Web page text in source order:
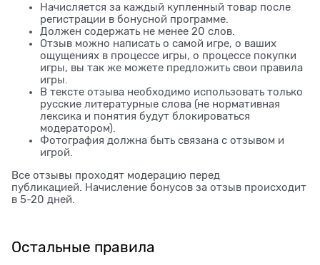
Начисляется за каждый купленный товар после
регистрации в бонусной программе.
Должен содержать не менее 20 слов.
Отзыв можно написать о самой игре, о ваших
ощущениях в процессе игры, о процессе покупки
игры, вы так же можете предложить свои правила
игры.
В тексте отзыва необходимо использовать только
русские литературные слова (не нормативная
лексика и понятия будут блокироваться
модератором).
Фотография должна быть связана с отзывом и
игрой.
Все отзывы проходят модерацию перед
публикацией. Начисление бонусов за отзыв происходит
в 5-20 дней.
Остальные правила